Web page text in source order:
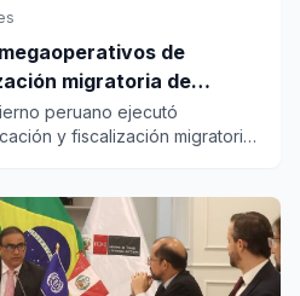
de
migratoria de
peruano ejecutó
y fiscalización migratoria